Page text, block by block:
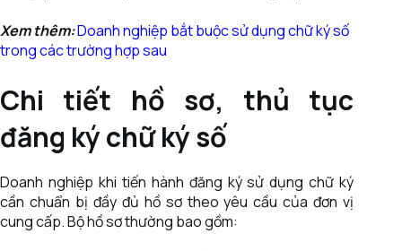
Xem thêm:Doanh nghiệp bắt buộc sử dụng chữ ký số
trong các trường hợp sau
Chi tiết hồ sơ, thủ tục
đăng ký chữ ký số
Doanh nghiệp khi tiến hành đăng ký sử dụng chữ ký
cần chuẩn bị đầy đủ hồ sơ theo yêu cầu của đơn vị
cung cấp. Bộ hồ sơ thường bao gồm: